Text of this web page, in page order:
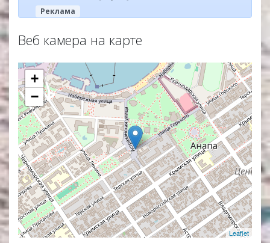
Реклама
Веб камера на карте
+
−
Leaflet